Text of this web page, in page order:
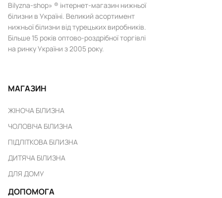
Bilyzna-shop» ® інтернет-магазин нижньої
білизни в Україні. Великий асортимент
нижньої білизни від турецьких виробників.
Більше 15 років оптово-роздрібної торгівлі
на ринку України з 2005 року.
МАГАЗИН
ЖІНОЧА БІЛИЗНА
ЧОЛОВІЧА БІЛИЗНА
ПІДЛІТКОВА БІЛИЗНА
ДИТЯЧА БІЛИЗНА
ДЛЯ ДОМУ
ДОПОМОГА